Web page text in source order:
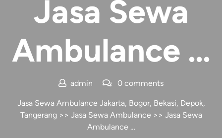
Jasa Sewa
Ambulance …
admin 0 comments
Jasa Sewa Ambulance Jakarta, Bogor, Bekasi, Depok,
Tangerang>> Jasa Sewa Ambulance >> Jasa Sewa
Ambulance …